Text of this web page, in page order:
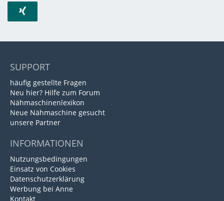
SUPPORT
häufig gestellte Fragen
Neu hier? Hilfe zum Forum
Nähmaschinenlexikon
Neue Nähmaschine gesucht
unsere Partner
INFORMATIONEN
Nutzungsbedingungen
Einsatz von Cookies
Datenschutzerklärung
Werbung bei Anne
Kontakt